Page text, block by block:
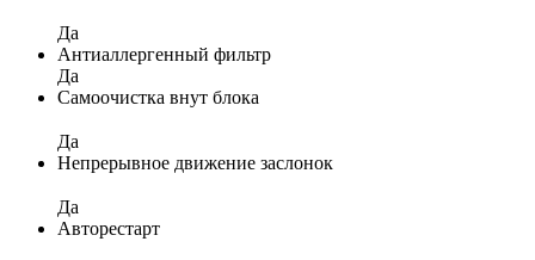
Да
Антиаллергенный фильтр
Да
Самоочистка внут блока
Да
Непрерывное движение заслонок
Да
Авторестарт